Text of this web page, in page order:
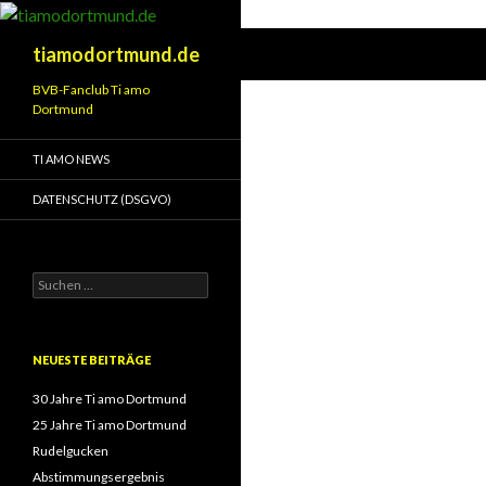
tiamodortmund.de
BVB-Fanclub Ti amo
Dortmund
TI AMO NEWS
DATENSCHUTZ (DSGVO)
Suchen
nach:
NEUESTE BEITRÄGE
30 Jahre Ti amo Dortmund
25 Jahre Ti amo Dortmund
Rudelgucken
Abstimmungsergebnis